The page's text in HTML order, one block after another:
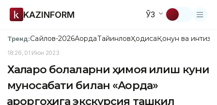
KAZINFORM ЎЗ
Тренд:Сайлов-2026АқордаТайинловҲодисаҚонун ва
18:26, 01 Июн 2023
Халқаро болаларни ҳимоя қилиш куни
муносабати билан «Ақорда»
қароргоҳига экскурсия ташкил